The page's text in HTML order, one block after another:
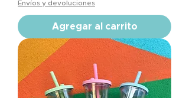
Envíos y devoluciones
Agregar al carrito